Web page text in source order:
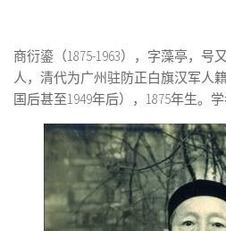
商衍鎏（1875-1963），字藻亭，号
人，清代为广州驻防正白旗汉军人
国后甚至1949年后），1875年生。学